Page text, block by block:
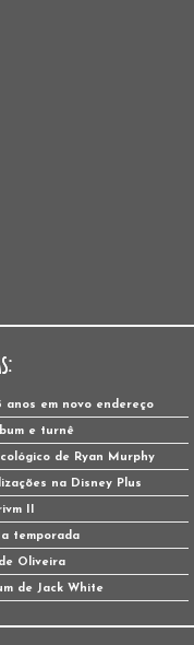
anos em novo endereço
e turnê
de Ryan Murphy
na Disney Plus
II
temporada
Oliveira
de Jack White